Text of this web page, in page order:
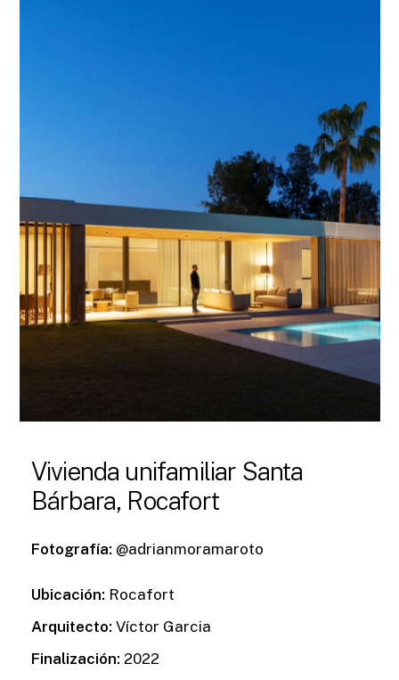
Vivienda unifamiliar Santa
Bárbara, Rocafort
Fotografía: @adrianmoramaroto
Ubicación: Rocafort
Arquitecto: Víctor Garcia
Finalización: 2022